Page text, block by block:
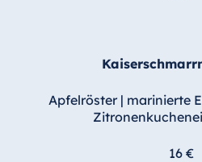
Apfelröster | marinierte
16 €